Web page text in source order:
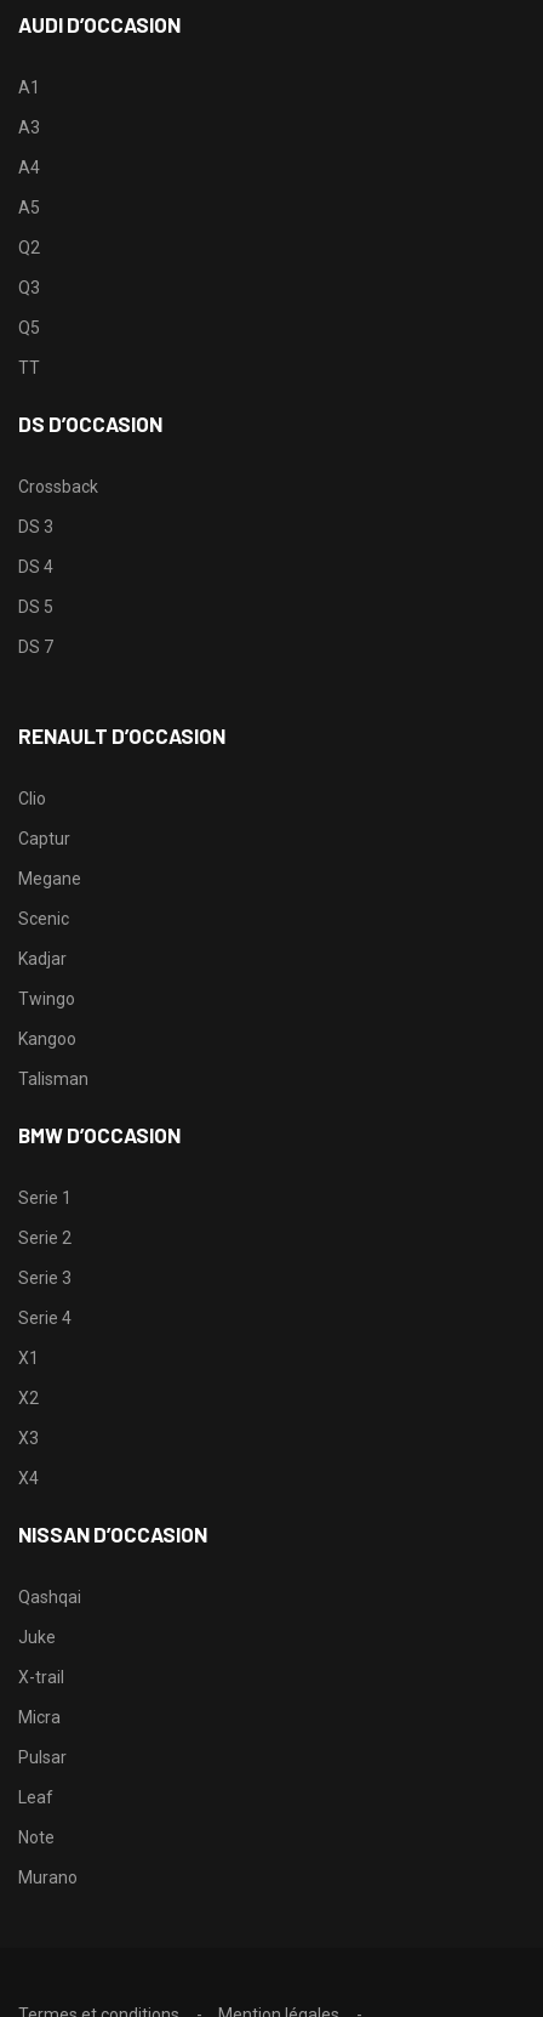
AUDI D’OCCASION
A1
A3
A4
A5
Q2
Q3
Q5
TT
DS D’OCCASION
Crossback
DS 3
DS 4
DS 5
DS 7
RENAULT D’OCCASION
Clio
Captur
Megane
Scenic
Kadjar
Twingo
Kangoo
Talisman
BMW D’OCCASION
Serie 1
Serie 2
Serie 3
Serie 4
X1
X2
X3
X4
NISSAN D’OCCASION
Qashqai
Juke
X-trail
Micra
Pulsar
Leaf
Note
Murano